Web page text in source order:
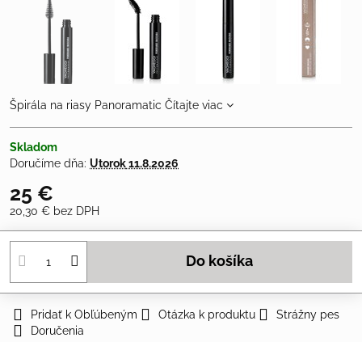
Špirála na riasy Panoramatic Čítajte viac
Skladom
Doručíme dňa: Utorok11.8.2026
25 €
20,30 € bez DPH
Do košíka
Pridať k Obľúbeným Otázka k produktu
Strážny pes
Doručenia